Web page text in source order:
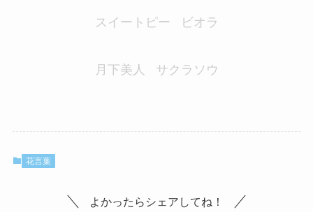
スイートピー ビオラ
月下美人 サクラソウ
花言葉
よかったらシェアしてね！